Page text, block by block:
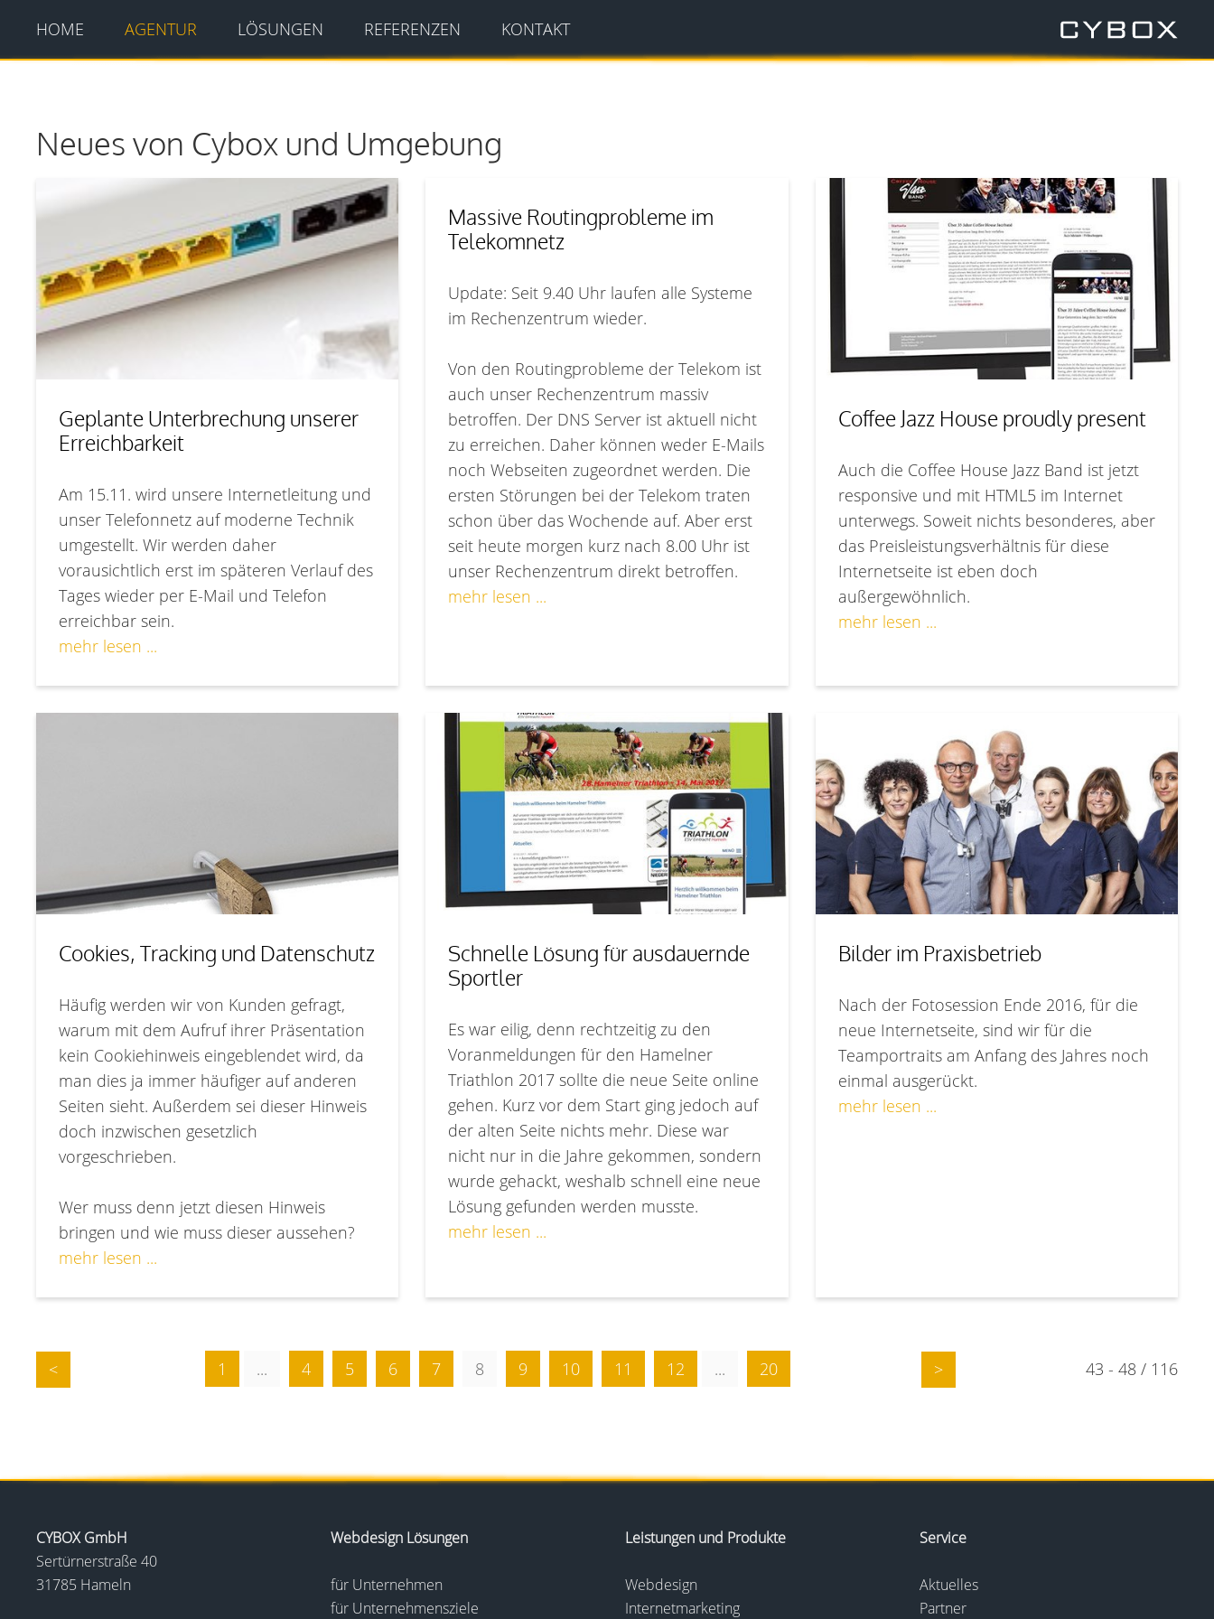
Neues von Cybox und Umgebung
Geplante Unterbrechung unserer
Erreichbarkeit
Am 15.11. wird unsere Internetleitung und
unser Telefonnetz auf moderne Technik
umgestellt. Wir werden daher
vorausichtlich erst im späteren Verlauf des
Tages wieder per E-Mail und Telefon
erreichbar sein.
mehr lesen ...
Massive Routingprobleme im
Telekomnetz
Update: Seit 9.40 Uhr laufen alle Systeme
im Rechenzentrum wieder.
Von den Routingprobleme der Telekom ist
auch unser Rechenzentrum massiv
betroffen. Der DNS Server ist aktuell nicht
zu erreichen. Daher können weder E-Mails
noch Webseiten zugeordnet werden. Die
ersten Störungen bei der Telekom traten
schon über das Wochende auf. Aber erst
seit heute morgen kurz nach 8.00 Uhr ist
unser Rechenzentrum direkt betroffen.
mehr lesen ...
Coffee Jazz House proudly present
Auch die Coffee House Jazz Band ist jetzt
responsive und mit HTML5 im Internet
unterwegs. Soweit nichts besonderes, aber
das Preisleistungsverhältnis für diese
Internetseite ist eben doch
außergewöhnlich.
mehr lesen ...
Cookies, Tracking und Datenschutz
Häufig werden wir von Kunden gefragt,
warum mit dem Aufruf ihrer Präsentation
kein Cookiehinweis eingeblendet wird, da
man dies ja immer häufiger auf anderen
Seiten sieht. Außerdem sei dieser Hinweis
doch inzwischen gesetzlich
vorgeschrieben.
Wer muss denn jetzt diesen Hinweis
bringen und wie muss dieser aussehen?
mehr lesen ...
Schnelle Lösung für ausdauernde
Sportler
Es war eilig, denn rechtzeitig zu den
Voranmeldungen für den Hamelner
Triathlon 2017 sollte die neue Seite online
gehen. Kurz vor dem Start ging jedoch auf
der alten Seite nichts mehr. Diese war
nicht nur in die Jahre gekommen, sondern
wurde gehackt, weshalb schnell eine neue
Lösung gefunden werden musste.
mehr lesen ...
Bilder im Praxisbetrieb
Nach der Fotosession Ende 2016, für die
neue Internetseite, sind wir für die
Teamportraits am Anfang des Jahres noch
einmal ausgerückt.
mehr lesen ...
< 1 ... 4 5 6 7 8 9 10 11 12 ... 20 > 43 - 48 / 116
HOME AGENTUR LÖSUNGEN REFERENZEN KONTAKT
CYBOX GmbH
Sertürnerstraße 40
31785 Hameln
Webdesign Lösungen
für Unternehmen
für Unternehmensziele
Leistungen und Produkte
Webdesign
Internetmarketing
Service
Aktuelles
Partner